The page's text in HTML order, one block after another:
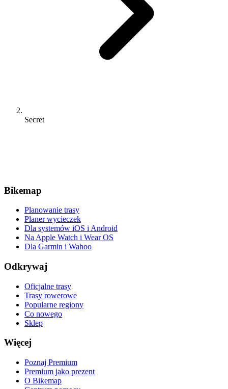
Secret
Bikemap
Planowanie trasy
Planer wycieczek
Dla systemów iOS i Android
Na Apple Watch i Wear OS
Dla Garmin i Wahoo
Odkrywaj
Oficjalne trasy
Trasy rowerowe
Popularne regiony
Co nowego
Sklep
Więcej
Poznaj Premium
Premium jako prezent
O Bikemap